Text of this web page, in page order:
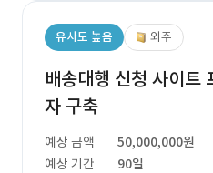
유사도 높음 외주
배송대행 신청 사이트
자 구축
예상 금액
50,000,000원
예상 기간
90일